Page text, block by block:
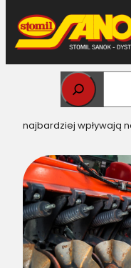
Przejdź
do
treści
Strona główna >
rolnicze a koszty
najbardziej wpływają